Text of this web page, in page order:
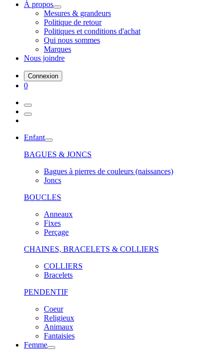
À propos
Mesures & grandeurs
Politique de retour
Politiques et conditions d'achat
Qui nous sommes
Marques
Nous joindre
Connexion
0
Enfant
BAGUES & JONCS
Bagues à pierres de couleurs (naissances)
Joncs
BOUCLES
Anneaux
Fixes
Perçage
CHAINES, BRACELETS & COLLIERS
COLLIERS
Bracelets
PENDENTIF
Coeur
Religieux
Animaux
Fantaisies
Femme